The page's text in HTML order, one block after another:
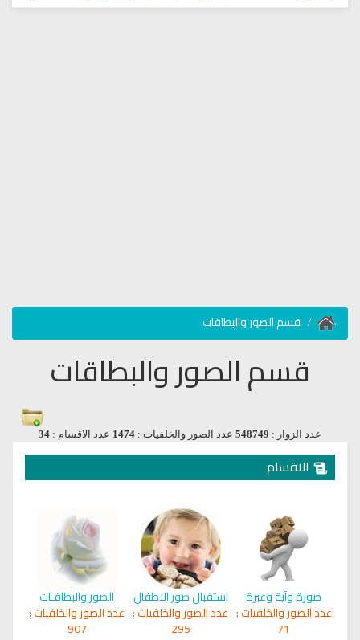
قسم الصور والبطاقات
قسم الصور والبطاقات
عدد الزوار : 548749 عدد الصور والخلفيات : 1474 عدد الاقسام : 34
الاقسام
صورة وآية وعبرة
عدد الصور والخلفيات :
71
استقبال صور الاطفال
عدد الصور والخلفيات :
295
الصور والبطاقـات
عدد الصور والخلفيات :
907